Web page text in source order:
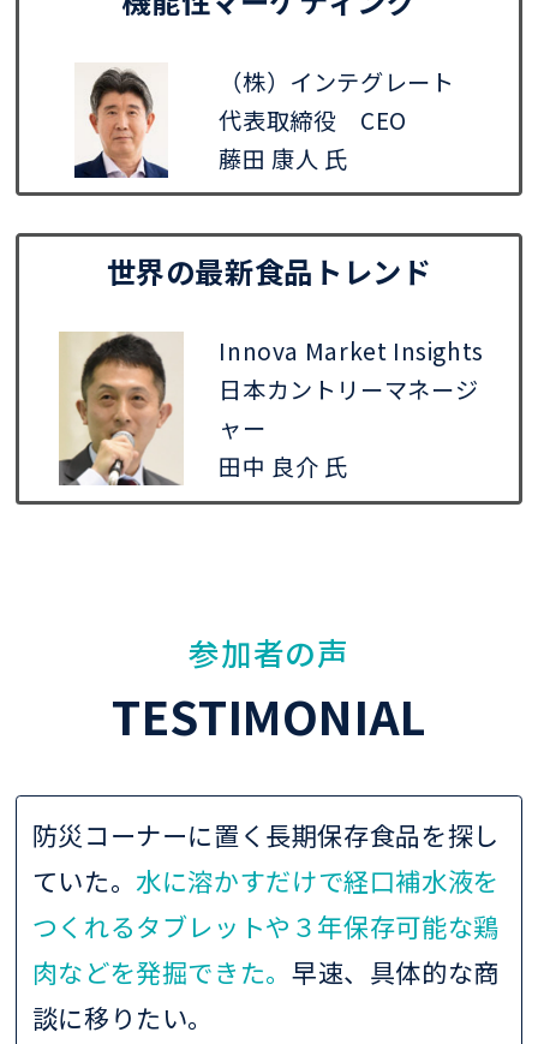
（株）インテグレート
代表取締役 CEO
藤田 康人 氏
世界の最新食品トレンド
Innova Market Insights
日本カントリーマネージ
ャー
田中 良介 氏
参加者の声
TESTIMONIAL
防災コーナーに置く長期保存食品を探し
ていた。 水に溶かすだけで経口補水液を
つくれるタブレットや３年保存可能な鶏
肉などを発掘できた。 早速、具体的な商
談に移りたい。